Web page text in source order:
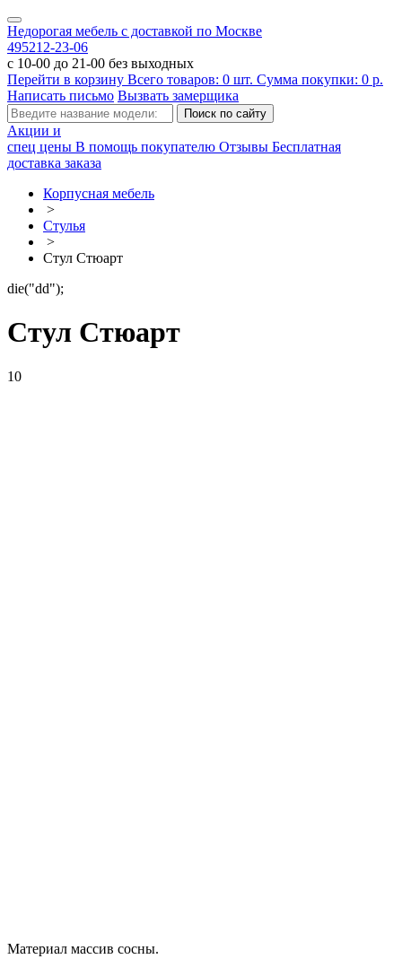
Недорогая мебель с доставкой по Москве
495212-23-06
с 10-00 до 21-00 без выходных
Перейти в корзину Всего товаров: 0 шт. Сумма покупки: 0 р.
Написать письмо Вызвать замерщика
Акции и
спец цены В помощь покупателю Отзывы Бесплатная
доставка заказа
Корпусная мебель
>
Стулья
>
Стул Стюарт
die("dd");
Стул Стюарт
10
Материал массив сосны.